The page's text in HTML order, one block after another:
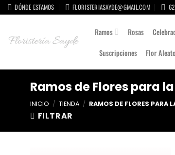
Skip
to
DÓNDE ESTAMOS FLORISTERIASAYDE@GMAIL.COM
Ramos Rosas
Suscripciones Flor
Ramos de Flores para
INICIO / TIENDA / RAMOS DE FLORES PARA
FILTRAR